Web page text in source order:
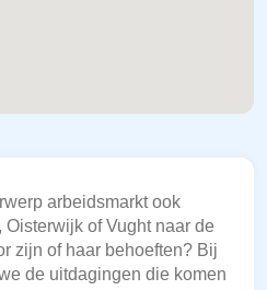
arbeidsmarkt ook
of Vught naar de
zijn of haar behoeften? Bij
de uitdagingen die komen